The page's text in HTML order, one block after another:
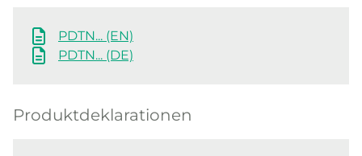
PDTN... (EN)
PDTN... (DE)
Produktdeklarationen